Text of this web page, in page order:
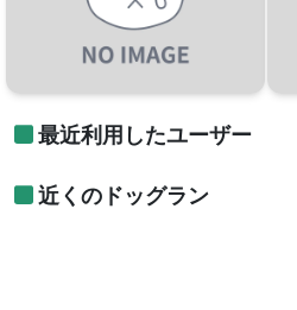
最近利用したユーザー
近くのドッグラン